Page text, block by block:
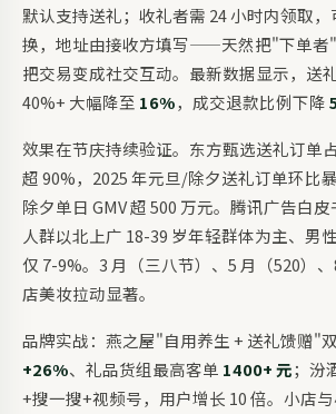
默认支持送礼；收礼者需 24 小时内领取
换，地址由接收方填写——天然把"下单者"
把交易变成社交互动。最新数据显示，送
40%+ 大幅降至 16%，成交退款比例下降
效果在节庆持续验证。东方甄选送礼订单
超 90%，2025 年元旦/除夕送礼订单环比
除夕单日 GMV 超 500 万元。腾讯广告白
人群以北上广 18-39 岁年轻群体为主、男
仅 7-9%。3 月（三八节）、5 月（520）
店美妆拉动显著。
品牌实战：燕之屋"自用养生 + 送礼馈赠"
+26%、礼品货组最高客单 1400+ 元；汾
+搜一搜+视频号，用户增长 10 倍。小店